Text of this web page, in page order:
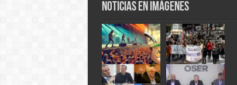
Noticias en Imágenes